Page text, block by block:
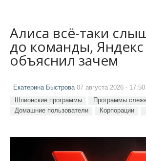
Алиса всё-таки
до команды, Яндекс
объяснил зачем
Екатерина Быстрова 07 августа 2026 - 17:50
Шпионские программы
Программы
Домашние пользователи
Корпорации